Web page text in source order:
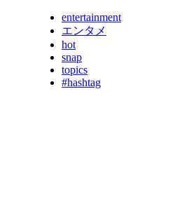
entertainment
エンタメ
hot
snap
topics
#hashtag